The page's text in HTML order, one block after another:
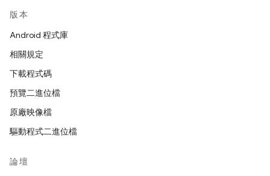
版本
Android 程式庫
相關規定
下載程式碼
預覽二進位檔
原廠映像檔
驅動程式二進位檔
論壇